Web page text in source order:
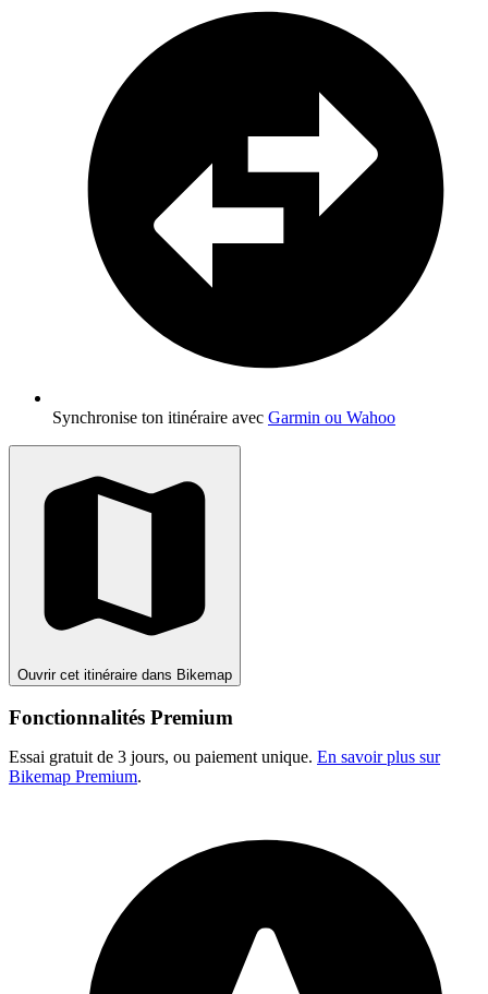
Synchronise ton itinéraire avec Garmin ou Wahoo
Ouvrir cet itinéraire dans Bikemap
Fonctionnalités Premium
Essai gratuit de 3 jours, ou paiement unique. En savoir plus sur
Bikemap Premium.